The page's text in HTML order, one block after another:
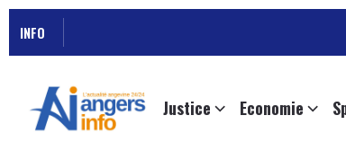
INFO
Justice Economie